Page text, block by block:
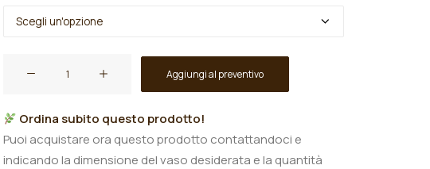
quantità
Aggiungi al preventivo
Ordina subito questo prodotto!
Puoi acquistare ora questo prodotto contattandoci e
indicando la dimensione del vaso desiderata e la quantità